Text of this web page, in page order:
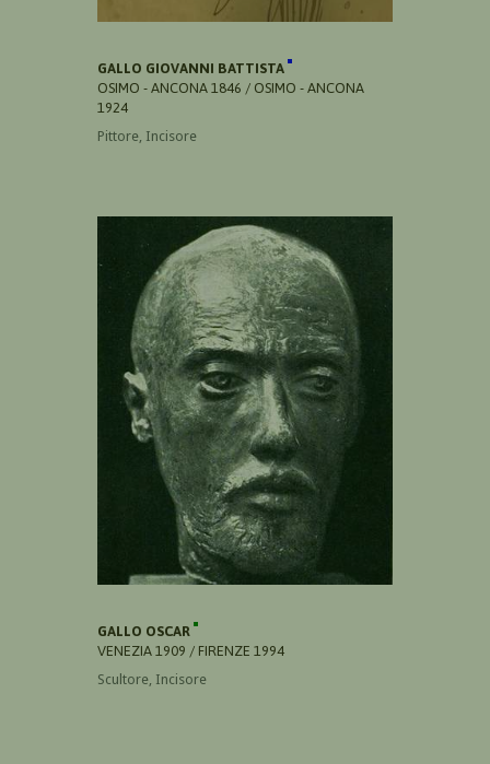
GALLO GIOVANNI BATTISTA
OSIMO - ANCONA 1846 / OSIMO - ANCONA
1924
Pittore, Incisore
GALLO OSCAR
VENEZIA 1909 / FIRENZE 1994
Scultore, Incisore